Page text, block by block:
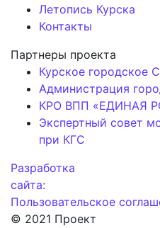
Летопись Курска
Контакты
Партнеры проекта
Курское городское
Администрация
КРО ВПП «ЕДИНАЯ
Экспертный совет
при КГС
Разработка
сайта:
Пользовательское
© 2021 Проект